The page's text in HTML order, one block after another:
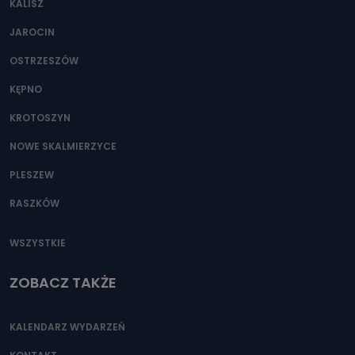
Można to zrobić pod numerem telefonu 62 735-51-05 lub
KALISZ
JAROCIN
OSTRZESZÓW
KĘPNO
KROTOSZYN
NOWE SKALMIERZYCE
PLESZEW
RASZKÓW
WSZYSTKIE
ZOBACZ TAKŻE
KALENDARZ WYDARZEŃ